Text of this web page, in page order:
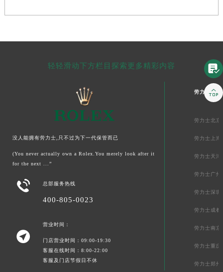
轻轻滑动下方栏目探索更多精彩内容
没人能拥有劳力士,只不过为下一代保管而已
(You never actually own a Rolex.You merely look after it
for the next ...”
 总部服务热线
400-805-0023

营业时间：
门店营业时间：09:00-19:30
客服在线时间：8:00-22:00
客服及门店节假日不休
劳力士中国
劳力士北京
劳力士上海
劳力士天津
劳力士广州
劳力士深圳
劳力士成都
劳力士南京
劳力士重庆
劳力士郑州

